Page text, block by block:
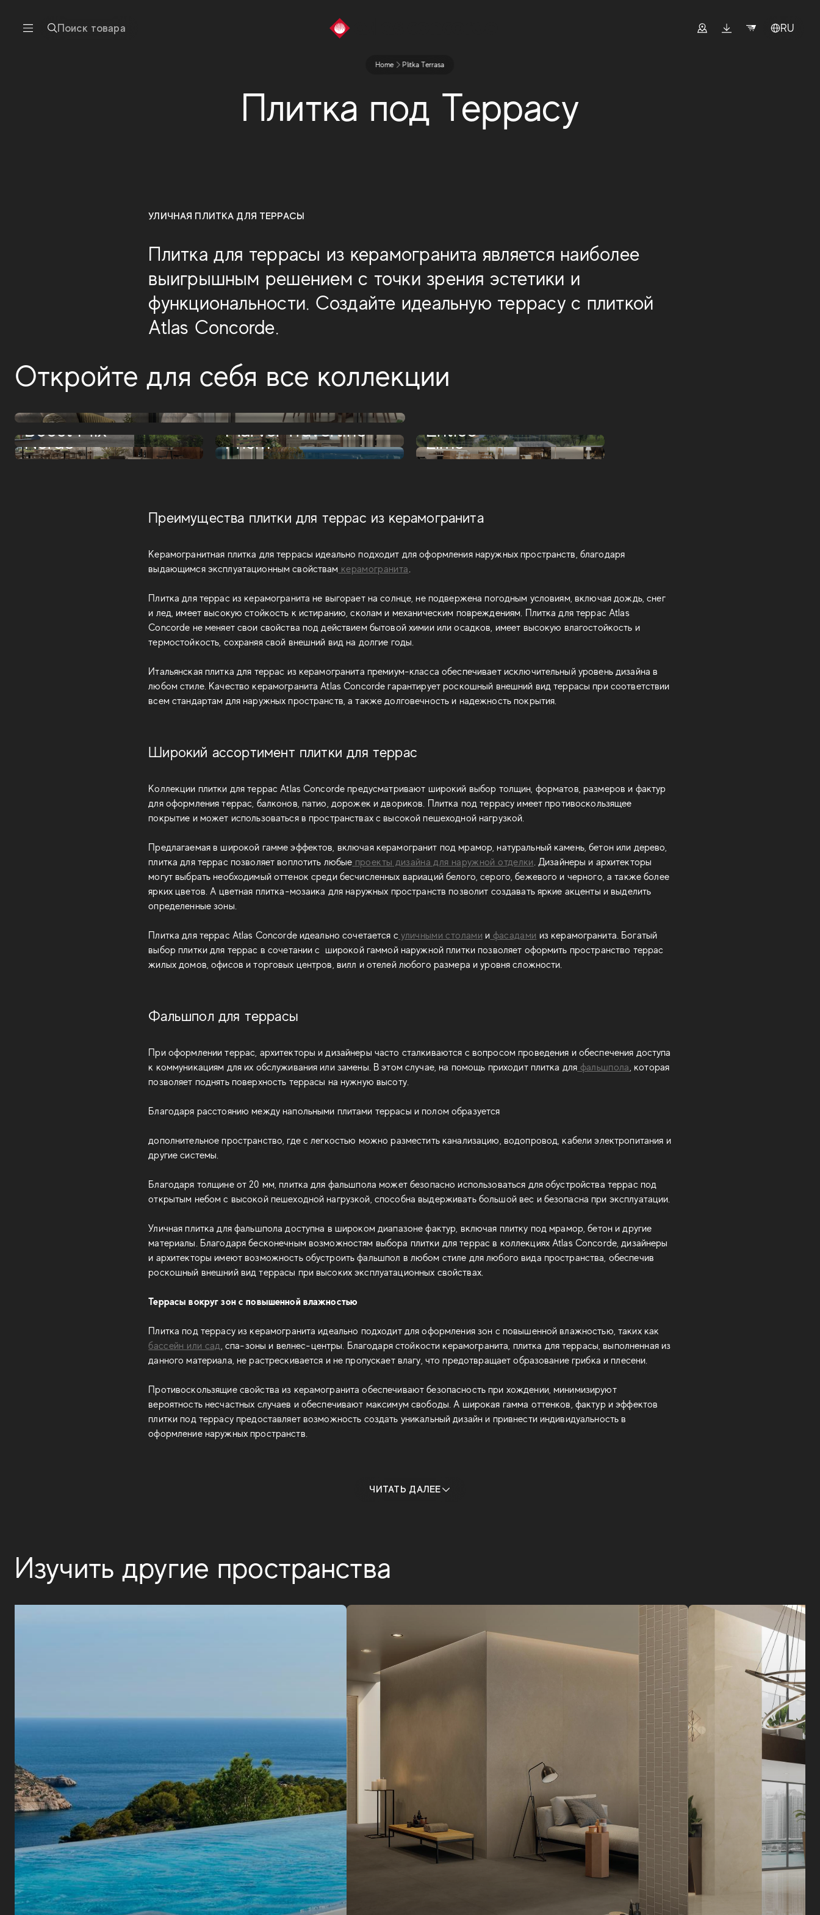
Поиск товара RU
Home Plitka Terrasa
Плитка под Террасу
УЛИЧНАЯ ПЛИТКА ДЛЯ ТЕРРАСЫ
Плитка для террасы из керамогранита является наиболее
выигрышным решением с точки зрения эстетики и
функциональности. Создайте идеальную террасу с плиткой
Atlas Concorde.
Откройте для себя все коллекции
Boost Mix
Marvel Travertine Entice
Norde
Prism Lims
Преимущества плитки для террас из керамогранита
Керамогранитная плитка для террасы идеально подходит для оформления наружных пространств, благодаря
выдающимся эксплуатационным свойствам керамогранита.
Плитка для террас из керамогранита не выгорает на солнце, не подвержена погодным условиям, включая дождь, снег
и лед, имеет высокую стойкость к истиранию, сколам и механическим повреждениям. Плитка для террас Atlas
Concorde не меняет свои свойства под действием бытовой химии или осадков, имеет высокую влагостойкость и
термостойкость, сохраняя свой внешний вид на долгие годы.
Итальянская плитка для террас из керамогранита премиум-класса обеспечивает исключительный уровень дизайна в
любом стиле. Качество керамогранита Atlas Concorde гарантирует роскошный внешний вид террасы при соответствии
всем стандартам для наружных пространств, а также долговечность и надежность покрытия.
Широкий ассортимент плитки для террас
Коллекции плитки для террас Atlas Concorde предусматривают широкий выбор толщин, форматов, размеров и фактур
для оформления террас, балконов, патио, дорожек и двориков. Плитка под террасу имеет противоскользящее
покрытие и может использоваться в пространствах с высокой пешеходной нагрузкой.
Предлагаемая в широкой гамме эффектов, включая керамогранит под мрамор, натуральный камень, бетон или дерево,
плитка для террас позволяет воплотить любые проекты дизайна для наружной отделки. Дизайнеры и архитекторы
могут выбрать необходимый оттенок среди бесчисленных вариаций белого, серого, бежевого и черного, а также более
ярких цветов. А цветная плитка-мозаика для наружных пространств позволит создавать яркие акценты и выделить
определенные зоны.
Плитка для террас Atlas Concorde идеально сочетается с уличными столами и фасадами из керамогранита. Богатый
выбор плитки для террас в сочетании с широкой гаммой наружной плитки позволяет оформить пространство террас
жилых домов, офисов и торговых центров, вилл и отелей любого размера и уровня сложности.
Фальшпол для террасы
При оформлении террас, архитекторы и дизайнеры часто сталкиваются с вопросом проведения и обеспечения доступа
к коммуникациям для их обслуживания или замены. В этом случае, на помощь приходит плитка для фальшпола, которая
позволяет поднять поверхность террасы на нужную высоту.
Благодаря расстоянию между напольными плитами террасы и полом образуется
дополнительное пространство, где с легкостью можно разместить канализацию, водопровод, кабели электропитания и
другие системы.
Благодаря толщине от 20 мм, плитка для фальшпола может безопасно использоваться для обустройства террас под
открытым небом с высокой пешеходной нагрузкой, способна выдерживать большой вес и безопасна при эксплуатации.
Уличная плитка для фальшпола доступна в широком диапазоне фактур, включая плитку под мрамор, бетон и другие
материалы. Благодаря бесконечным возможностям выбора плитки для террас в коллекциях Atlas Concorde, дизайнеры
и архитекторы имеют возможность обустроить фальшпол в любом стиле для любого вида пространства, обеспечив
роскошный внешний вид террасы при высоких эксплуатационных свойствах.
Террасы вокруг зон с повышенной влажностью
Плитка под террасу из керамогранита идеально подходит для оформления зон с повышенной влажностью, таких как
бассейн или сад, спа-зоны и велнес-центры. Благодаря стойкости керамогранита, плитка для террасы, выполненная из
данного материала, не растрескивается и не пропускает влагу, что предотвращает образование грибка и плесени.
Противоскользящие свойства из керамогранита обеспечивают безопасность при хождении, минимизируют
вероятность несчастных случаев и обеспечивают максимум свободы. А широкая гамма оттенков, фактур и эффектов
плитки под террасу предоставляет возможность создать уникальный дизайн и привнести индивидуальность в
оформление наружных пространств.
ЧИТАТЬ ДАЛЕЕ
Изучить другие пространства